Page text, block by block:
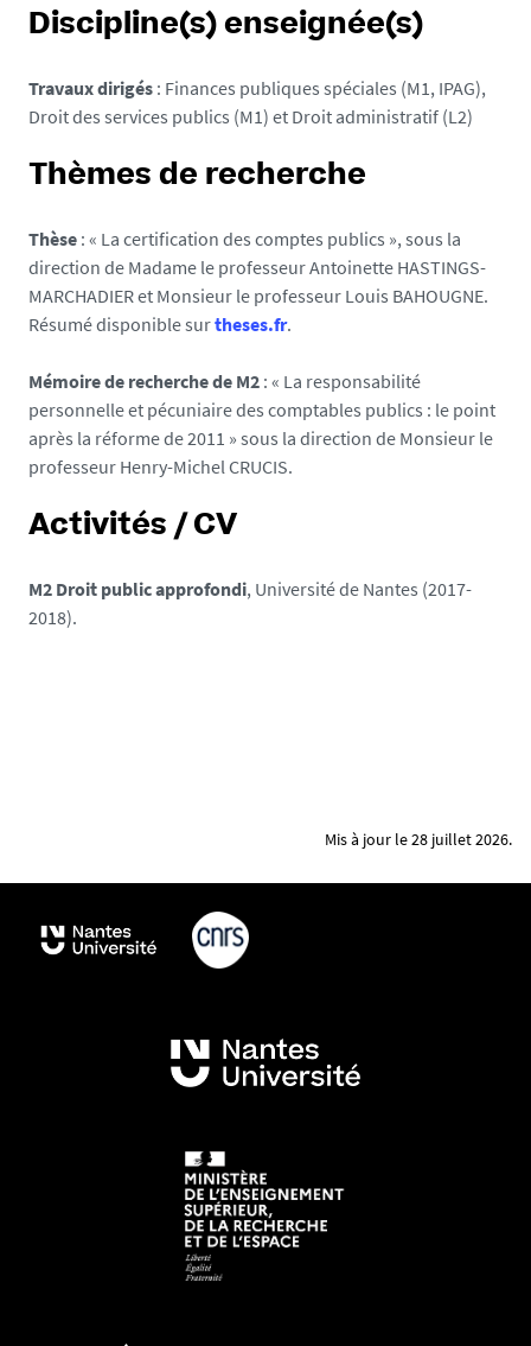
Discipline(s) enseignée(s)
Travaux dirigés : Finances publiques spéciales (M1, IPAG),
Droit des services publics (M1) et Droit administratif (L2)
Thèmes de recherche
Thèse : « La certification des comptes publics », sous la
direction de Madame le professeur Antoinette HASTINGS-
MARCHADIER et Monsieur le professeur Louis BAHOUGNE.
Résumé disponible surtheses.fr.
Mémoire de recherche de M2 : « La responsabilité
personnelle et pécuniaire des comptables publics : le point
après la réforme de 2011 » sous la direction de Monsieur le
professeur Henry-Michel CRUCIS.
Activités / CV
M2 Droit public approfondi, Université de Nantes (2017-
2018).
Mis à jour le 28 juillet 2026.